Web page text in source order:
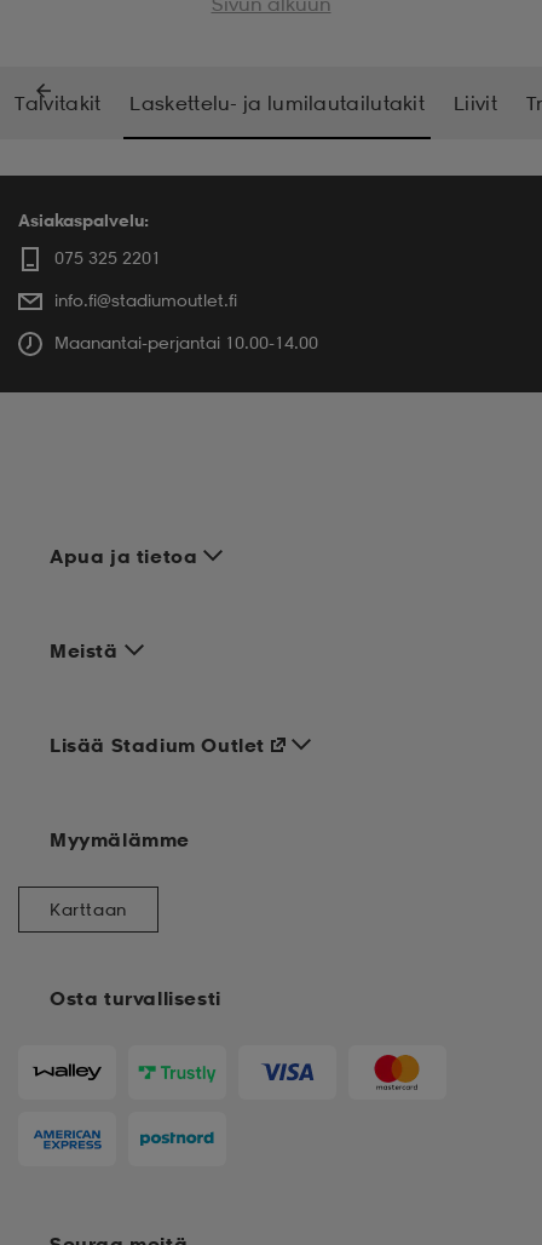
Talvitakit Laskettelu- ja lumilautailutakit Liivit
Asiakaspalvelu:
075 325 2201
info.fi@stadiumoutlet.fi
Maanantai-perjantai 10.00-14.00
Apua ja tietoa
Meistä
Osta turvallisesti
Lisää Stadium Outlet
Myymälämme
Karttaan